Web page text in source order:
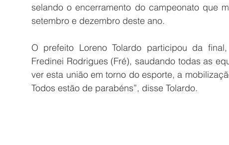
selando o encerramento do campeonato que
setembro e dezembro deste ano.
O prefeito Loreno Tolardo participou da
Fredinei Rodrigues (Fré), saudando todas as
ver esta união em torno do esporte, a
Todos estão de parabéns”, disse Tolardo.